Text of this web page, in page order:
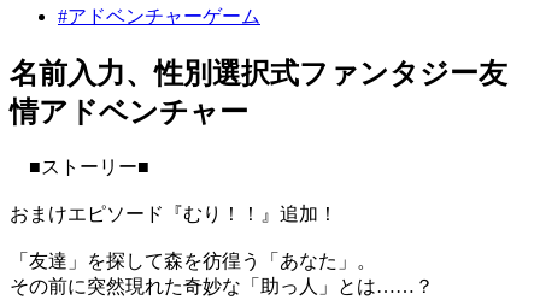
#アドベンチャーゲーム
名前入力、性別選択式ファンタジー友
情アドベンチャー
■ストーリー■
おまけエピソード『むり！！』追加！
「友達」を探して森を彷徨う「あなた」。
その前に突然現れた奇妙な「助っ人」とは……？